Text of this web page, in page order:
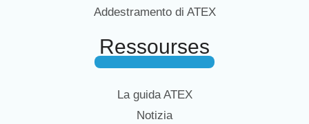
Addestramento di ATEX
Ressourses
La guida ATEX
Notizia